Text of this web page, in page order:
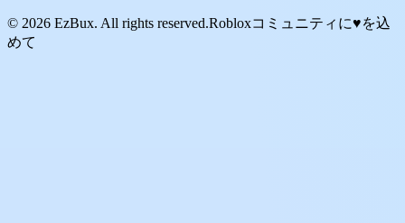
© 2026 EzBux. All rights reserved.Robloxコミュニティに♥を込
めて